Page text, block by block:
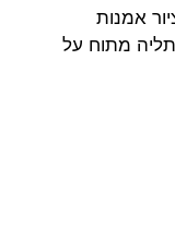
אמנות
מתוח על